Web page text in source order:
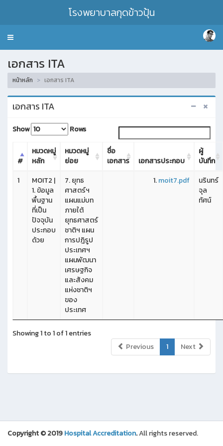
โรงพยาบาลกุดข้าวปุ้น
Toggle
เอกสาร ITA
หน้าหลัก เอกสาร ITA
เอกสาร ITA
Show Rows
#
หมวดหมู่
หลัก
หมวดหมู่
ย่อย
ชื่อ
เอกสาร
เอกสารประกอบ
ผู้
บันทึก
1
MOIT2 |
1. ข้อมูล
พื้นฐาน
ที่เป็น
ปัจจุบัน
ประกอบ
ด้วย
7. ยุทธ
ศาสตร์ฯ
แผนแม่บท
ภายใต้
ยุทธศาสตร์
ชาติฯ แผน
การปฎิรูป
ประเทศฯ
แผนพัฒนา
เศรษฐกิจ
และสังคม
แห่งชาติฯ
ของ
ประเทศ
moit7.pdf
นรินทร์
จุล
ทัศน์
Showing 1 to 1 of 1 entries
Previous
1 Next
Copyright © 2019Hospital Accreditation.All rights reserved.